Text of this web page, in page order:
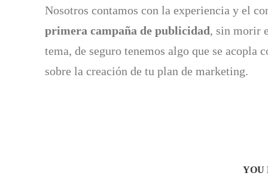
Nosotros contamos con la experiencia y el
primera campaña de publicidad, sin morir
tema, de seguro tenemos algo que se acopla
sobre la creación de tu plan de marketing.
YOU